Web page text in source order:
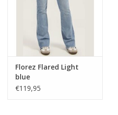
Florez Flared Light
blue
€119,95